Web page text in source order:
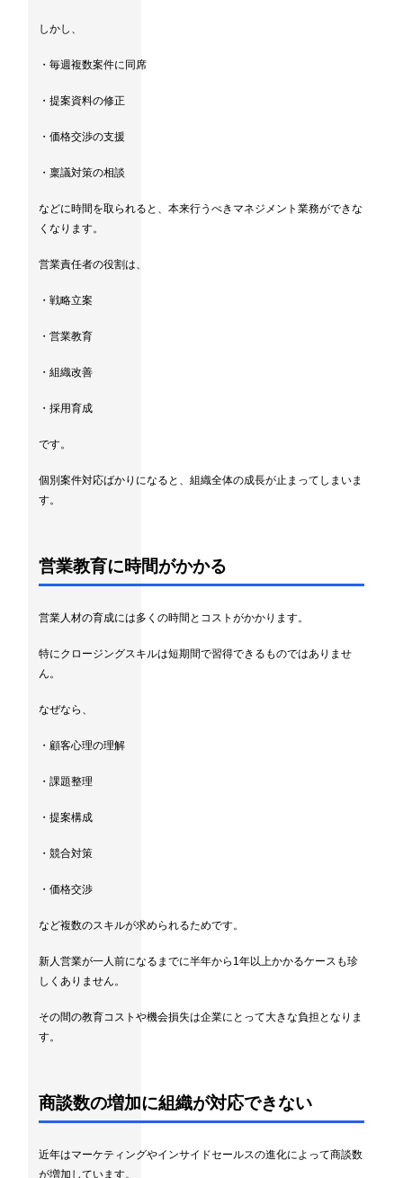
しかし、
・毎週複数案件に同席
・提案資料の修正
・価格交渉の支援
・稟議対策の相談
などに時間を取られると、本来行うべきマネジメント業務ができな
くなります。
営業責任者の役割は、
・戦略立案
・営業教育
・組織改善
・採用育成
です。
個別案件対応ばかりになると、組織全体の成長が止まってしまいま
す。
営業教育に時間がかかる
営業人材の育成には多くの時間とコストがかかります。
特にクロージングスキルは短期間で習得できるものではありませ
ん。
なぜなら、
・顧客心理の理解
・課題整理
・提案構成
・競合対策
・価格交渉
など複数のスキルが求められるためです。
新人営業が一人前になるまでに半年から1年以上かかるケースも珍
しくありません。
その間の教育コストや機会損失は企業にとって大きな負担となりま
す。
商談数の増加に組織が対応できない
近年はマーケティングやインサイドセールスの進化によって商談数
が増加しています。